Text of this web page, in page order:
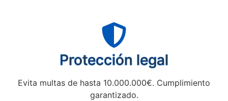
Protección legal
Evita multas de hasta 10.000.000€. Cumplimiento
garantizado.